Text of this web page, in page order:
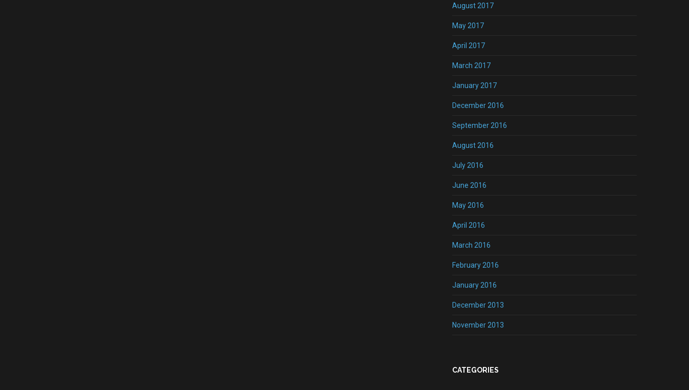
August 2017
May 2017
April 2017
March 2017
January 2017
December 2016
September 2016
August 2016
July 2016
June 2016
May 2016
April 2016
March 2016
February 2016
January 2016
December 2013
November 2013
CATEGORIES